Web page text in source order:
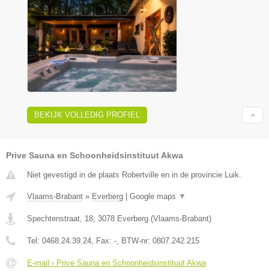
BEKIJK VOLLEDIG PROFIEL
Prive Sauna en Schoonheidsinstituut Akwa
Niet gevestigd in de plaats Robertville en in de provincie Luik.
Vlaams-Brabant » Everberg Google maps ▼
Spechtenstraat, 18, 3078 Everberg (Vlaams-Brabant)
Tel: 0468.24.39.24, Fax: -, BTW-nr: 0807.242.215
E-mail › Prive Sauna en Schoonheidsinstituut Akwa